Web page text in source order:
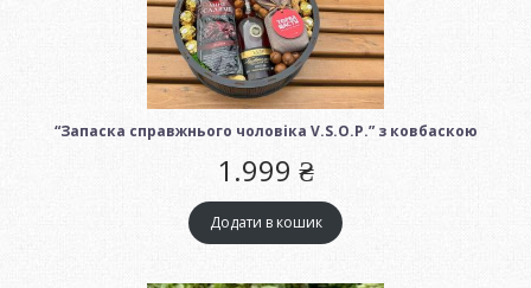
“Запаска справжнього чоловіка V.S.O.P.” з ковбаскою
1.999 ₴
Додати в кошик